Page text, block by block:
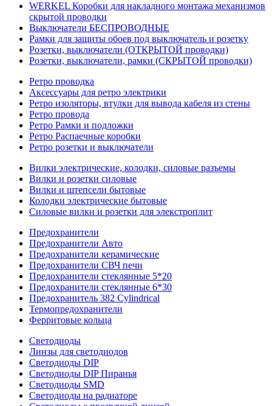
WERKEL Коробки для накладного монтажа механизмов
скрытой проводки
Выключатели БЕСПРОВОДНЫЕ
Рамки для защиты обоев под выключатель и розетку
Розетки, выключатели (ОТКРЫТОЙ проводки)
Розетки, выключатели, рамки (СКРЫТОЙ проводки)
Ретро проводка
Аксессуары для ретро электрики
Ретро изоляторы, втулки для вывода кабеля из стены
Ретро провода
Ретро Рамки и подложки
Ретро Распаечные коробки
Ретро розетки и выключатели
Вилки электрические, колодки, силовые разъемы
Вилки и розетки силовые
Вилки и штепсели бытовые
Колодки электрические бытовые
Силовые вилки и розетки для элекстроплит
Предохранители
Предохранители Авто
Предохранители керамические
Предохранители СВЧ печи
Предохранители стеклянные 5*20
Предохранители стеклянные 6*30
Предохранитель 382 Cylindrical
Термопредохранители
Ферритовые кольца
Светодиоды
Линзы для светодиодов
Светодиоды DIP
Светодиоды DIP Пиранья
Светодиоды SMD
Светодиоды на радиаторе